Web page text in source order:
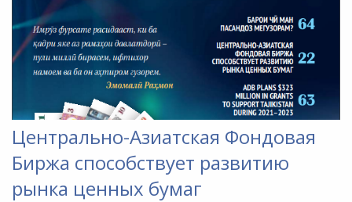
Центрально-Азиатская Фондовая
Биржа способствует развитию
рынка ценных бумаг